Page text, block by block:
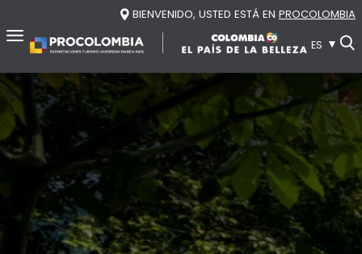
Pasar al contenido principalBIENVENIDO, USTED ESTÁ EN PROCOLOMBIA
ES
Inicio
Nosotros
Conozca ProColombia
Reconocimientos
Transparencia
Sala de prensa